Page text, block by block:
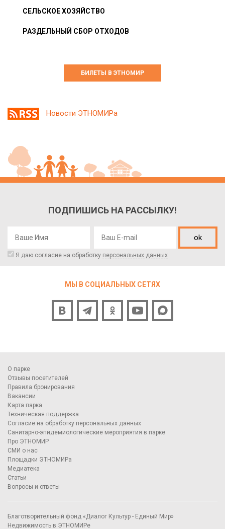
СЕЛЬСКОЕ ХОЗЯЙСТВО
РАЗДЕЛЬНЫЙ СБОР ОТХОДОВ
БИЛЕТЫ В ЭТНОМИР
Новости ЭТНОМИРа
ПОДПИШИСЬ НА РАССЫЛКУ!
ok
Я даю согласие на обработку персональных данных
МЫ В СОЦИАЛЬНЫХ СЕТЯХ
О парке
Отзывы посетителей
Правила бронирования
Вакансии
Карта парка
Техническая поддержка
Согласие на обработку персональных данных
Санитарно-эпидемиологические мероприятия в парке
Про ЭТНОМИР
СМИ о нас
Площадки ЭТНОМИРа
Медиатека
Статьи
Вопросы и ответы
Благотворительный фонд «Диалог Культур - Единый Мир»
Недвижимость в ЭТНОМИРе